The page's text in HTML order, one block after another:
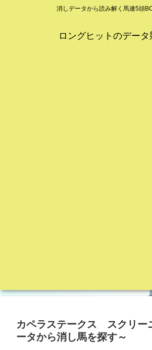
消しデータから読み解く馬連5頭
ロングヒットのデータ
カペラステークス スクリ
ータから消し馬を探す～